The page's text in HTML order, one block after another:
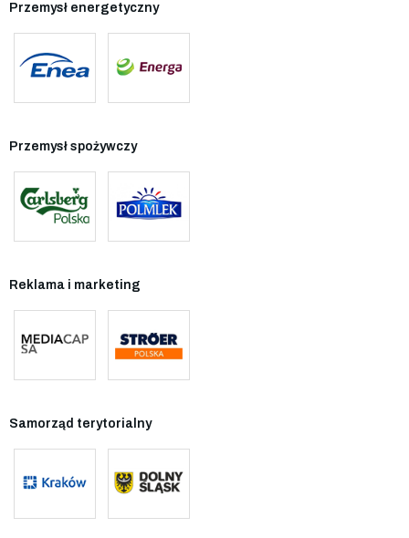
Przemysł energetyczny
Przemysł spożywczy
Reklama i marketing
Samorząd terytorialny